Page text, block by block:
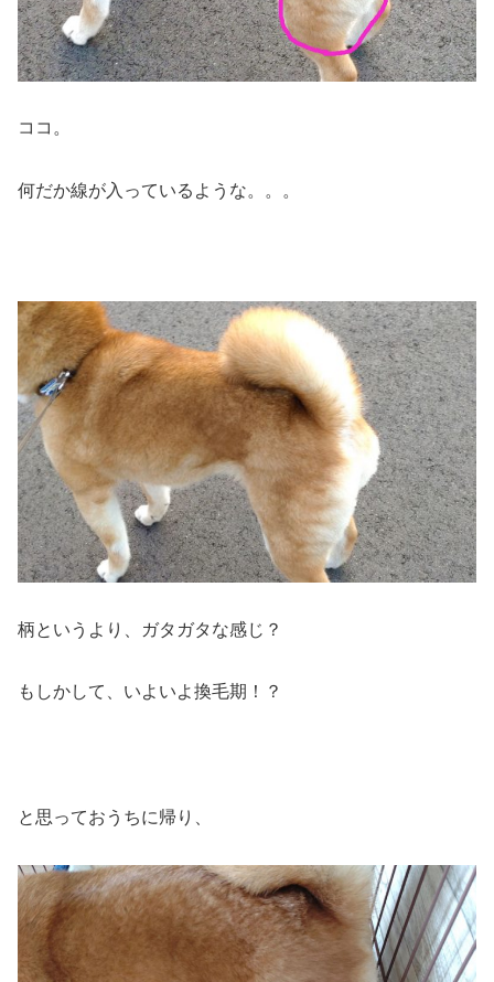
ココ。
何だか線が入っているような。。。
柄というより、ガタガタな感じ？
もしかして、いよいよ換毛期！？
と思っておうちに帰り、